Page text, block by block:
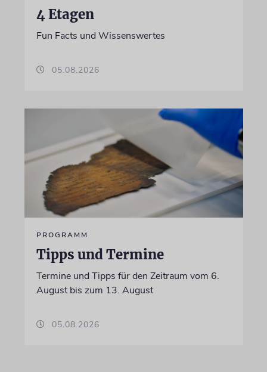
4 Etagen
Fun Facts und Wissenswertes
05.08.2026
PROGRAMM
Tipps und Termine
Termine und Tipps für den Zeitraum vom 6.
August bis zum 13. August
05.08.2026